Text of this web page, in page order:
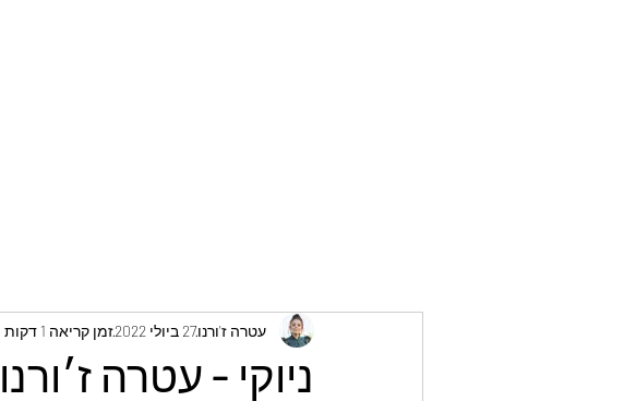
ניוקי - עטרה ז׳ורנו
עטרה ז'ורנו27 ביולי 2022 זמן קריאה 1 דקות